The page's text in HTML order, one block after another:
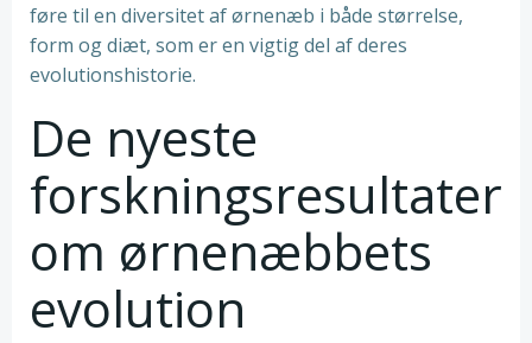
føre til en diversitet af ørnenæb i både størrelse,
form og diæt, som er en vigtig del af deres
evolutionshistorie.
De nyeste
forskningsresultater
om ørnenæbbets
evolution